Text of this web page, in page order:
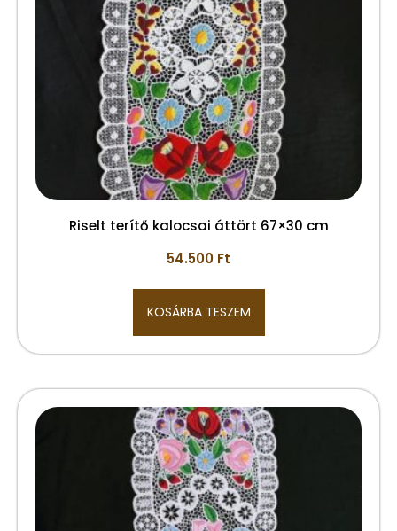
Riselt terítő kalocsai áttört 67×30 cm
54.500 Ft
KOSÁRBA TESZEM